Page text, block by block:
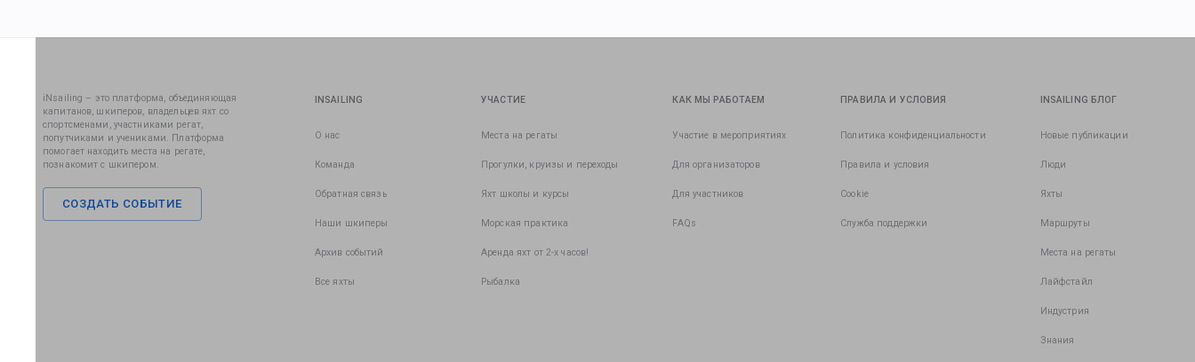
iNsailing – это платформа, объединяющая
капитанов, шкиперов, владельцев яхт со
спортсменами, участниками регат,
попутчиками и учениками. Платформа
помогает находить места на регате,
познакомит с шкипером.
СОЗДАТЬ СОБЫТИЕ
INSAILING
О нас
Команда
Обратная связь
Наши шкиперы
Архив событий
Все яхты
УЧАСТИЕ
Места на регаты
Прогулки, круизы и переходы
Яхт школы и курсы
Морская практика
Аренда яхт от 2-х часов!
Рыбалка
КАК МЫ РАБОТАЕМ
Участие в мероприятиях
Для организаторов
Для участников
FAQs
ПРАВИЛА И УСЛОВИЯ
Политика конфиденциальности
Правила и условия
Cookie
Служба поддержки
INSAILING БЛОГ
Новые публикации
Люди
Яхты
Маршруты
Места на регаты
Лайфстайл
Индустрия
Знания